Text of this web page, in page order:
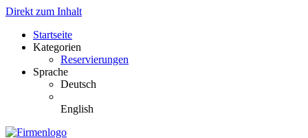
Direkt zum Inhalt
Startseite
Kategorien
Reservierungen
Sprache
Deutsch
English